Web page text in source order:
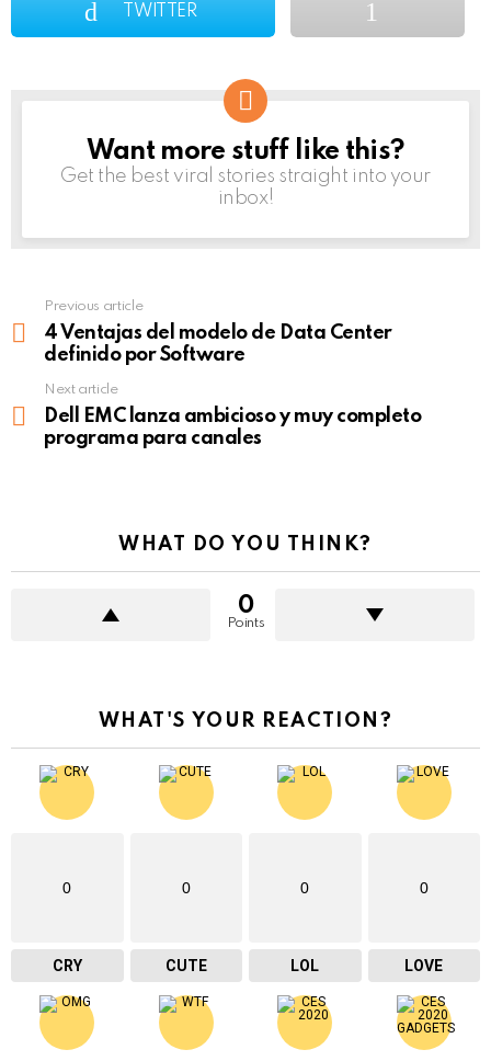
TWITTER
NEWSLETTER
Want more stuff like this?
Get the best viral stories straight into your
inbox!
more
Previous article
4 Ventajas del modelo de Data Center
definido por Software
Next article
Dell EMC lanza ambicioso y muy completo
programa para canales
WHAT DO YOU THINK?
0
Points
WHAT'S YOUR REACTION?
0
CRY
0
CUTE
0
LOL
0
LOVE